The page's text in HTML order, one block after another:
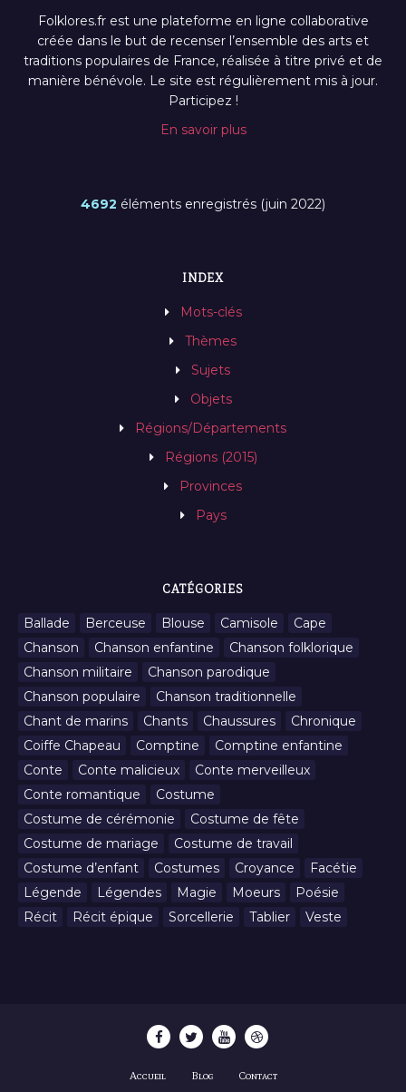
Folklores.fr est une plateforme en ligne collaborative
créée dans le but de recenser l’ensemble des arts et
traditions populaires de France, réalisée à titre privé et de
manière bénévole. Le site est régulièrement mis à jour.
Participez !
En savoir plus
4692 éléments enregistrés (juin 2022)
INDEX
Mots-clés
Thèmes
Sujets
Objets
Régions/Départements
Régions (2015)
Provinces
Pays
CATÉGORIES
Ballade Berceuse Blouse Camisole
Cape
Chanson
Chanson enfantine
Chanson folklorique
Chanson militaire
Chanson parodique
Chanson populaire
Chanson traditionnelle
Chant de marins
Chants Chaussures
Chronique
Coiffe Chapeau
Comptine
Comptine enfantine
Conte
Conte malicieux
Conte merveilleux
Conte romantique
Costume
Costume de cérémonie
Costume de fête
Costume de mariage
Costume de travail
Costume d’enfant
Costumes Croyance
Facétie
Légende
Légendes Magie Moeurs
Poésie
Récit
Récit épique Sorcellerie Tablier Veste
Accueil Blog Contact